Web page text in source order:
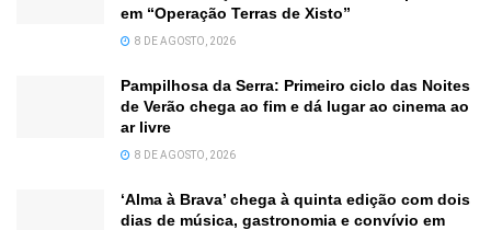
em “Operação Terras de Xisto”
8 DE AGOSTO, 2026
Pampilhosa da Serra: Primeiro ciclo das Noites
de Verão chega ao fim e dá lugar ao cinema ao
ar livre
8 DE AGOSTO, 2026
‘Alma à Brava’ chega à quinta edição com dois
dias de música, gastronomia e convívio em